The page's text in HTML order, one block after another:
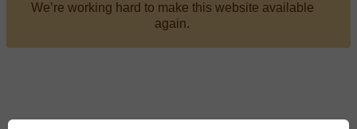
We’re working hard to make this website available
again.